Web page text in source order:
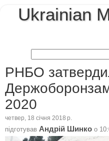
Ukrainian
РНБО
2020
четвер, 18 січня 2018 р.
підготував Андрій Шинко о